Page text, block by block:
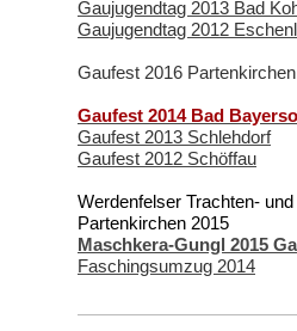
Gaujugendtag 2013 Bad
Gaujugendtag 2012
Gaufest 2016 Partenkirchen
Gaufest 2014 Bad
Gaufest 2013 Schlehdorf
Gaufest 2012 Schöffau
Werdenfelser Trachten-
Partenkirchen 2015
Maschkera-Gungl 2015
Faschingsumzug 2014